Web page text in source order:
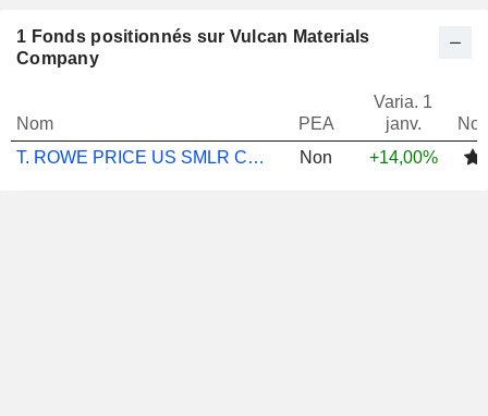
1 Fonds positionnés sur Vulcan Materials
Company
Nom PEA
Varia. 1
janv.
T. ROWE PRICE US SMLR COMS EQ A
Non +14,00%